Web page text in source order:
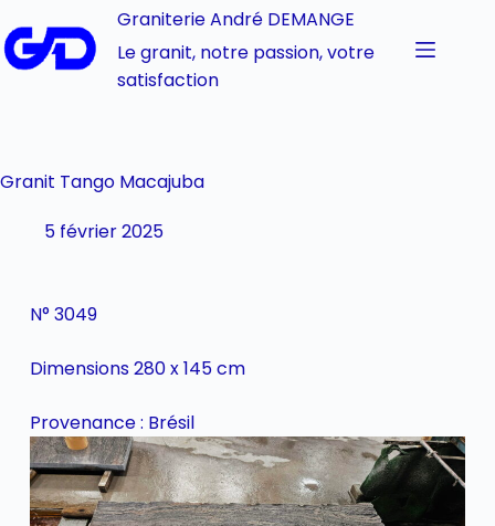
Graniterie André DEMANGE
Le granit, notre passion, votre
satisfaction
Granit Tango Macajuba
5 février 2025
N° 3049
Dimensions 280 x 145 cm
Provenance : Brésil